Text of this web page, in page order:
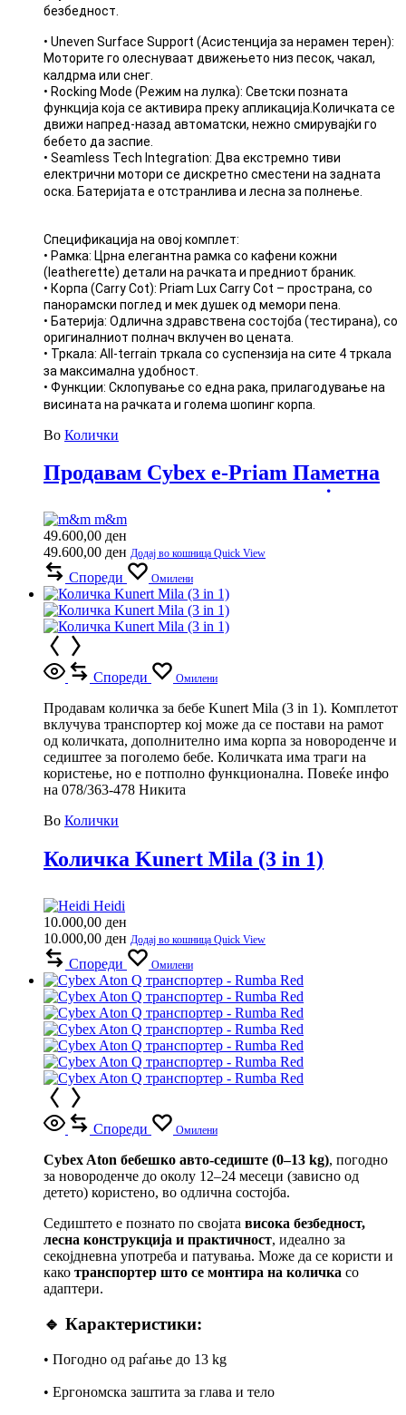
безбедност.
• Uneven Surface Support (Асистенција за нерамен терен):
Моторите го олеснуваат движењето низ песок, чакал,
калдрма или снег.
• Rocking Mode (Режим на лулка): Светски позната
функција која се активира преку апликација.Количката се
движи напред-назад автоматски, нежно смирувајќи го
бебето да заспие.
• Seamless Tech Integration: Два екстремно тиви
електрични мотори се дискретно сместени на задната
оска. Батеријата е отстранлива и лесна за полнење.
Спецификација на овој комплет:
• Рамка: Црна елегантна рамка со кафени кожни
(leatherette) детали на рачката и предниот браник.
• Корпа (Carry Cot): Priam Lux Carry Cot – пространа, со
панорамски поглед и мек душек од мемори пена.
• Батерија: Одлична здравствена состојба (тестирана), со
оригиналниот полнач вклучен во цената.
• Тркала: All-terrain тркала со суспензија на сите 4 тркала
за максимална удобност.
• Функции: Склопување со една рака, прилагодување на
висината на рачката и голема шопинг корпа.
Во Колички
Продавам Cybex e-Priam Паметна
количка со врвна технологија
m&m
49.600,00 ден
49.600,00 ден Додај во кошница Quick View
Спореди Омилени
Спореди Омилени
Продавам количка за бебе Kunert Mila (3 in 1). Комплетот
вклучува транспортер кој може да се постави на рамот
од количката, дополнително има корпа за новороденче и
седиштее за поголемо бебе. Количката има траги на
користење, но е потполно функционална. Повеќе инфо
на 078/363-478 Никита
Во Колички
Количка Kunert Mila (3 in 1)
Heidi
10.000,00 ден
10.000,00 ден Додај во кошница Quick View
Спореди Омилени
Спореди Омилени
Cybex Aton бебешко авто-седиште (0–13 kg), погодно
за новороденче до околу 12–24 месеци (зависно од
детето) користено, во одлична состојба.
Седиштето е познато по својата висока безбедност,
лесна конструкција и практичност, идеално за
секојдневна употреба и патувања. Може да се користи и
како транспортер што се монтира на количка со
адаптери.
🔹 Карактеристики:
• Погодно од раѓање до 13 kg
• Ергономска заштита за глава и тело